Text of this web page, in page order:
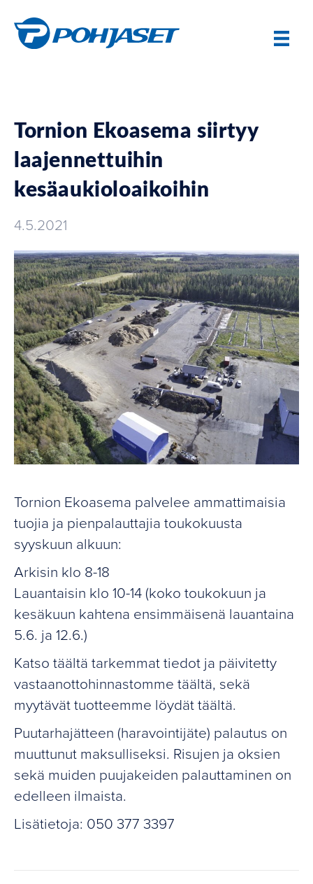
Tornion Ekoasema siirtyy
laajennettuihin
kesäaukioloaikoihin
4.5.2021
Tornion Ekoasema palvelee ammattimaisia
tuojia ja pienpalauttajia toukokuusta
syyskuun alkuun:
Arkisin klo 8-18
Lauantaisin klo 10-14 (koko toukokuun ja
kesäkuun kahtena ensimmäisenä lauantaina
5.6. ja 12.6.)
Katso täältä tarkemmat tiedot ja päivitetty
vastaanottohinnastomme täältä, sekä
myytävät tuotteemme löydät täältä.
Puutarhajätteen (haravointijäte) palautus on
muuttunut maksulliseksi. Risujen ja oksien
sekä muiden puujakeiden palauttaminen on
edelleen ilmaista.
Lisätietoja: 050 377 3397